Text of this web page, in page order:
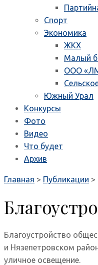
Спорт
Экономика
ЖКХ
Малый
ООО
Южный Урал
Конкурсы
Фото
Видео
Что будет
Архив
Главная > Публикации >
Благоустройство
и Нязепетровском
уличное освещение.